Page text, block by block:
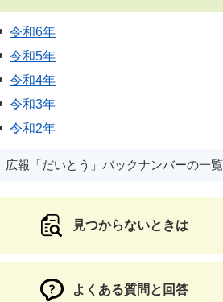
令和6年
令和5年
令和4年
令和3年
令和2年
広報「だいとう」バックナンバーの一覧
見つからないときは
よくある質問と回答